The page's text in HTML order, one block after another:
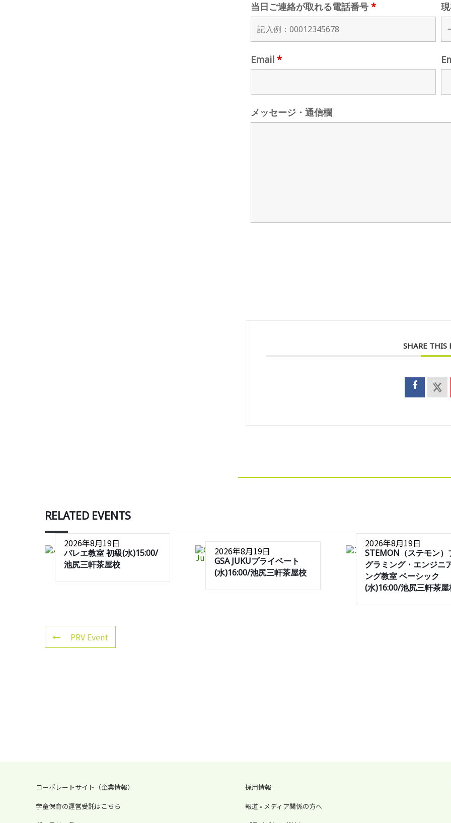
当日ご連絡が取れる電話番号 *
Email *
メッセージ・通信欄
SHARE THIS
RELATED EVENTS
2026年8月19日
バレエ教室 初級(水)15:00/
池尻三軒茶屋校
2026年8月19日
GSA JUKUプライベート
(水)16:00/池尻三軒茶屋校
2026年8月19日
STEMON（ステモン）
グラミング・エンジニ
ング教室 ベーシック
(水)16:00/池尻三軒茶屋
PRV Event
コーポレートサイト（企業情報）
学童保育の運営受託はこちら
採用情報
報道 • メディア関係の方へ